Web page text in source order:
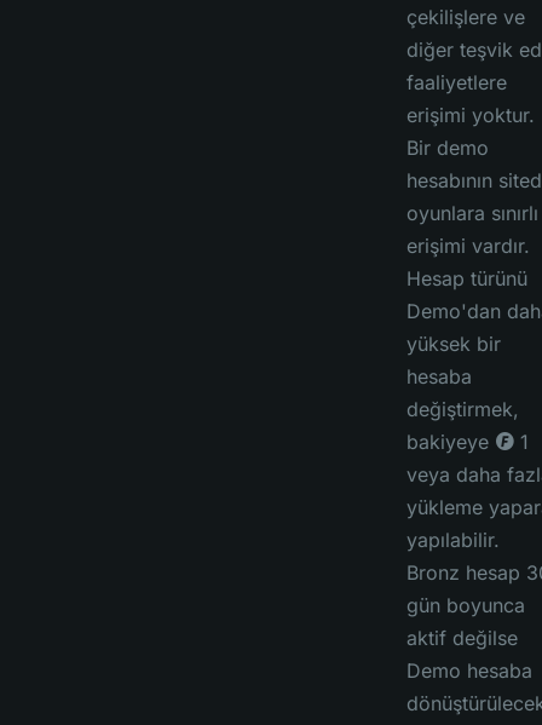
çekilişlere ve
diğer teşvik
faaliyetlere
erişimi yoktur.
Bir demo
hesabının
oyunlara sınırlı
erişimi vardır.
Hesap türünü
Demo'dan
yüksek bir
hesaba
değiştirmek,
bakiyeye ◎ 1
veya daha
yükleme
yapılabilir.
Bronz hesap
gün boyunca
aktif değilse
Demo hesaba